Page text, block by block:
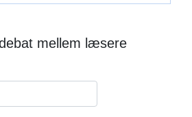
mellem læsere